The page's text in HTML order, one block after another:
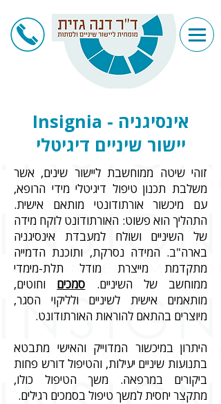
אינסיגניה - Insignia
יישור שיניים דיגיטלי
זוהי שיטה ממוחשבת ליישור שינים, אשר
משלבת תכנון טיפול דיגיטלי מידי הרופא,
עם מיכשור אורתודונטי מותאם אישית.
התהליך הוא פשוט: האורתודונט לוקח מידה
של השיניים ושולח למעבדת אינסיגניה
בארה"ב. המידה נסרקת, ותוכנת הדמייה
מתקדמת מייצרת מודל תלת-מימדי
ממוחשב של השיניים. סמכים וחוטים,
מותאמים אישית לשיניים ולליקוי הסגר,
מיוצרים בהתאם להוראות האורתודונט.
היתרון במיכשור המדוייק והאישי מתבטא
בתנועות שיניים יעילות, והטיפול דורש פחות
ביקורים במרפאה. משך הטיפול כולו,
מתקצר יחסית למשך טיפול בסמכים רגילים.